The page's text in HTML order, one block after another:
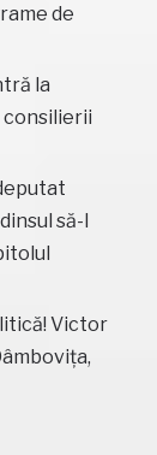
de
la
consilierii
să-l
Victor